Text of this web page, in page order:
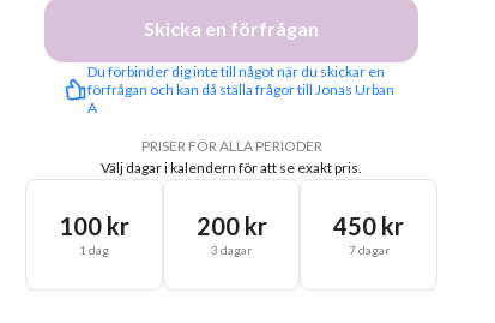
Skicka en förfrågan
Du förbinder dig inte till något när du skickar en
förfrågan och kan då ställa frågor till Jonas Urban
A
PRISER FÖR ALLA PERIODER
Välj dagar i kalendern för att se exakt pris.
100 kr
1 dag
200 kr
3 dagar
450 kr
7 dagar